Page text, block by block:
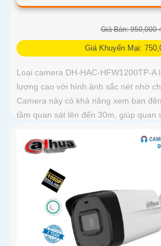
Giá Bán: 950,000
Giá Khuyến Mại:
Loại camera DH-HAC-HFW1200TP-A
lượng cao với hình ảnh sắc nét nhờ
Camera này có khả năng xem ban
tầm quan sát lên đến 30m, giúp quan